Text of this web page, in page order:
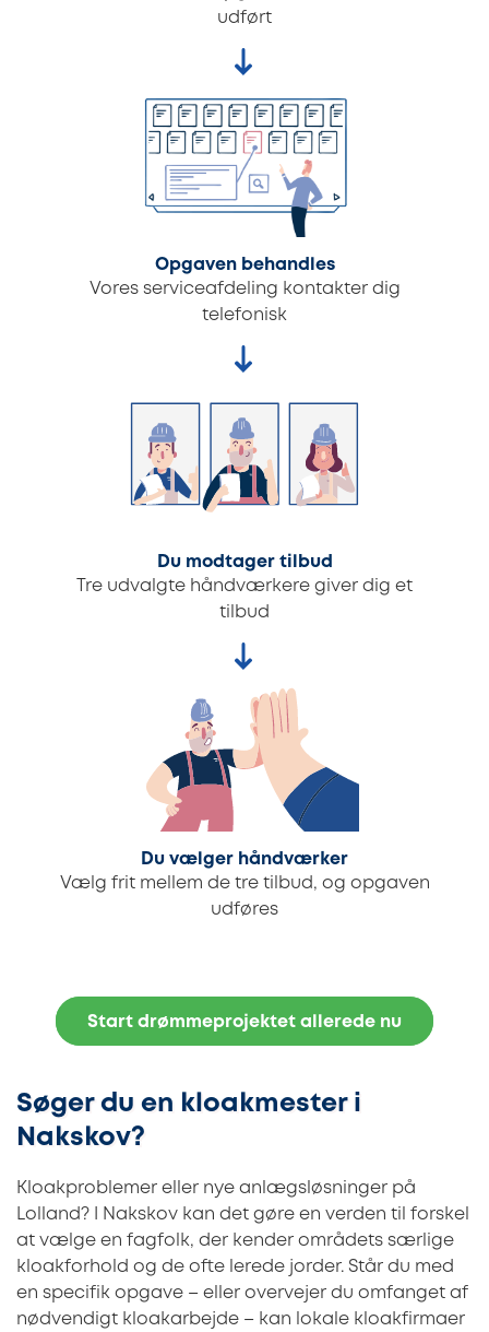
udført
Opgaven behandles
Vores serviceafdeling kontakter dig
telefonisk
Du modtager tilbud
Tre udvalgte håndværkere giver dig et
tilbud
Du vælger håndværker
Vælg frit mellem de tre tilbud, og opgaven
udføres
Start drømmeprojektet allerede nu
Søger du en kloakmester i
Nakskov?
Kloakproblemer eller nye anlægsløsninger på
Lolland? I Nakskov kan det gøre en verden til forskel
at vælge en fagfolk, der kender områdets særlige
kloakforhold og de ofte lerede jorder. Står du med
en specifik opgave – eller overvejer du omfanget af
nødvendigt kloakarbejde – kan lokale kloakfirmaer